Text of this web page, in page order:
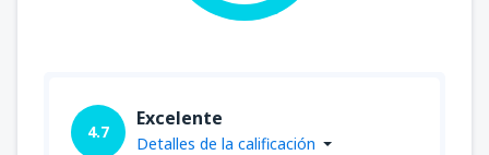
4.7
Excelente
Detalles de la calificación